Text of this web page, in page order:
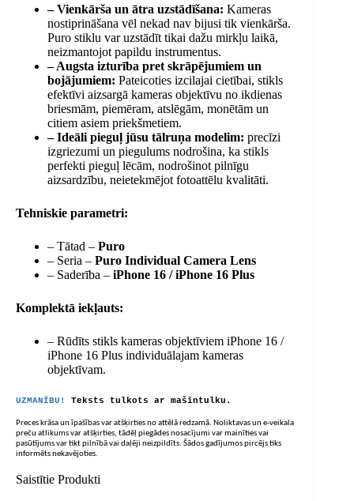
– Vienkārša un ātra uzstādīšana: Kameras
nostiprināšana vēl nekad nav bijusi tik vienkārša.
Puro stiklu var uzstādīt tikai dažu mirkļu laikā,
neizmantojot papildu instrumentus.
– Augsta izturība pret skrāpējumiem un
bojājumiem: Pateicoties izcilajai cietībai, stikls
efektīvi aizsargā kameras objektīvu no ikdienas
briesmām, piemēram, atslēgām, monētām un
citiem asiem priekšmetiem.
– Ideāli pieguļ jūsu tālruņa modelim: precīzi
izgriezumi un piegulums nodrošina, ka stikls
perfekti pieguļ lēcām, nodrošinot pilnīgu
aizsardzību, neietekmējot fotoattēlu kvalitāti.
Tehniskie parametri:
– Tātad – Puro
– Seria – Puro Individual Camera Lens
– Saderība – iPhone 16 / iPhone 16 Plus
Komplektā iekļauts:
– Rūdīts stikls kameras objektīviem iPhone 16 /
iPhone 16 Plus individuālajam kameras
objektīvam.
UZMANĪBU! Teksts tulkots ar mašīntulku.
Preces krāsa un īpašības var atšķirties no attēlā redzamā. Noliktavas un e-veikala
preču atlikums var atšķirties, tādēļ piegādes nosacījumi var mainīties vai
pasūtījums var tikt pilnībā vai daļēji neizpildīts. Šādos gadījumos pircējs tiks
informēts nekavējoties.
Saistītie Produkti